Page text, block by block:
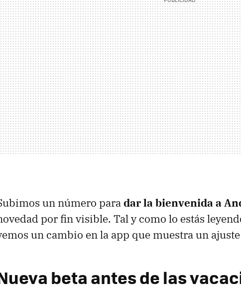
un número paradar la bienvenida a
por fin visible. Tal y como lo estás
un cambio en la app que muestra un
beta antes de las